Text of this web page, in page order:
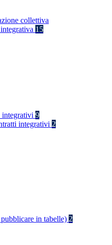
collettiva
15
integrativi 9
integrativi 2
in tabelle) 2